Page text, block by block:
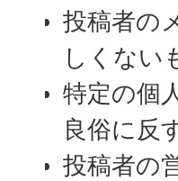
投稿者の
しくない
特定の個
良俗に反
投稿者の